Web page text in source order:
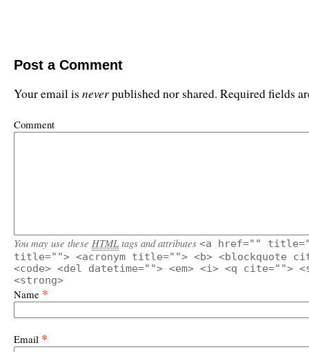
Post a Comment
Your email is neverpublished nor shared. Required fields
Comment
You may use these HTML tags and attributes <a href=""
title=""> <acronym title=""> <b> <blockquote
<code> <del datetime=""> <em> <i> <q cite="">
<strong>
Name *
Email *